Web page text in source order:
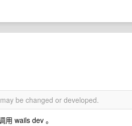
be changed or developed.
wails dev 。